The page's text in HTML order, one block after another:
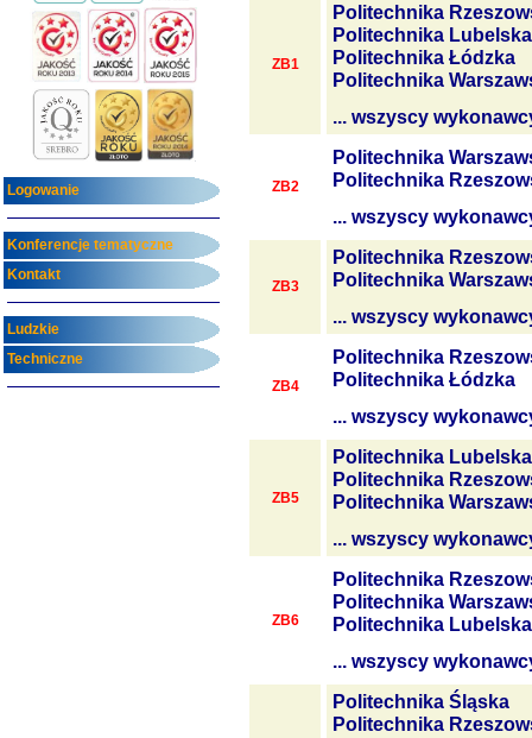
Logowanie
Konferencje tematyczne
Kontakt
Ludzkie
Techniczne
ZB1
Politechnika
Politechnika Lubelska
Politechnika Łódzka
Politechnika
... wszyscy
ZB2
Politechnika
Politechnika
... wszyscy
ZB3
Politechnika
Politechnika
... wszyscy
ZB4
Politechnika
Politechnika Łódzka
... wszyscy
ZB5
Politechnika Lubelska
Politechnika
Politechnika
... wszyscy
ZB6
Politechnika
Politechnika
Politechnika Lubelska
... wszyscy
Politechnika Śląska
Politechnika